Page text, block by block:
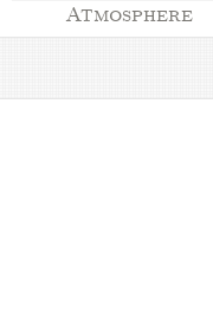
Atmosphere